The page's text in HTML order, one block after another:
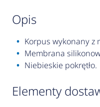
opis
Korpus wykonany z
Membrana
Niebieskie pokrętło.
elementy